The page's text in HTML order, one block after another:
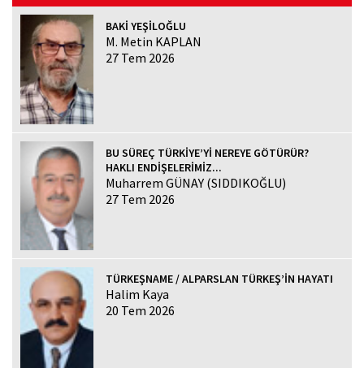
BAKİ YEŞİLOĞLU
M. Metin KAPLAN
27 Tem 2026
BU SÜREÇ TÜRKİYE’Yİ NEREYE GÖTÜRÜR?
HAKLI ENDİŞELERİMİZ...
Muharrem GÜNAY (SIDDIKOĞLU)
27 Tem 2026
TÜRKEŞNAME / ALPARSLAN TÜRKEŞ’İN HAYATI
Halim Kaya
20 Tem 2026